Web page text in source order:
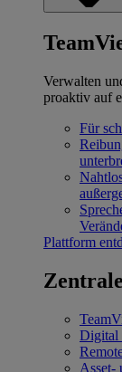
Verwalten
proaktiv auf
Für
Plattform
Digital
Asset-